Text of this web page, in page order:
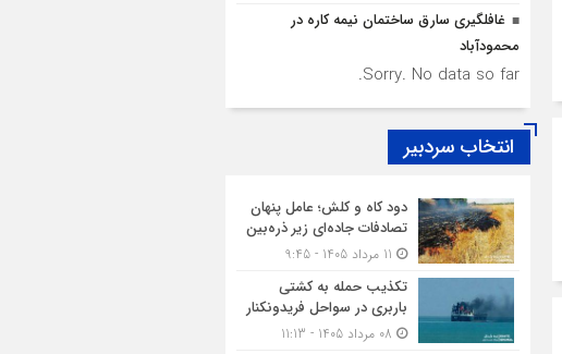
غافلگيري سارق ساختمان نيمه کاره در
محمودآباد
Sorry. No data so far.
انتخاب سردبیر
دود کاه و کلش؛ عامل پنهان
تصادفات جاده‌ای زیر ذره‌بین
تکذیب حمله به کشتی
باربری در سواحل فریدونکنار